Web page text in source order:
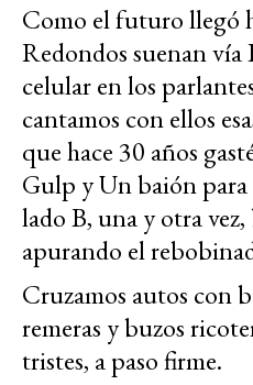
Como el futuro llegó
Redondos suenan
celular en los
cantamos con ellos
que hace 30 años
Gulp y Un baión
lado B, una y otra
apurando el
Cruzamos autos con
remeras y buzos
tristes, a paso firme.